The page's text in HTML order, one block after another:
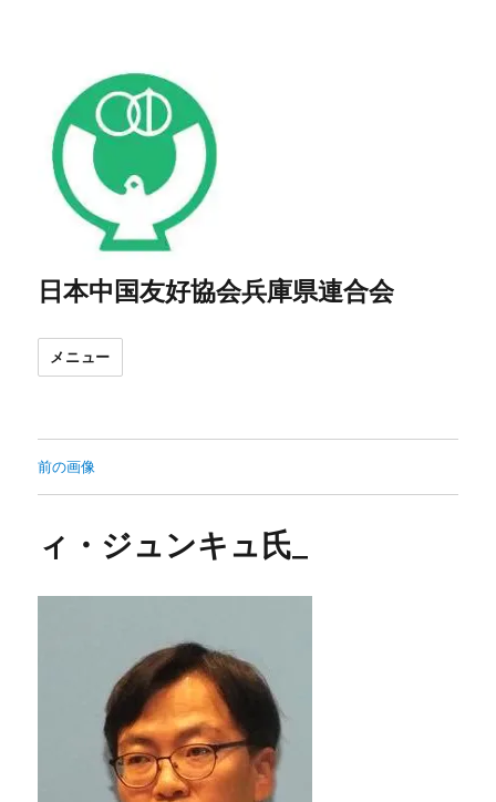
日本中国友好協会兵庫県連合会
メニュー
前の画像
ィ・ジュンキュ氏_